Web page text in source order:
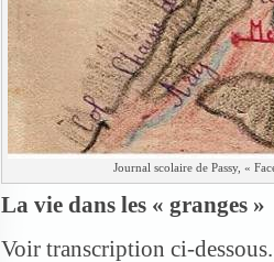
Journal scolaire de Passy, «
La vie dans les « granges »
Voir transcription ci-dessous.